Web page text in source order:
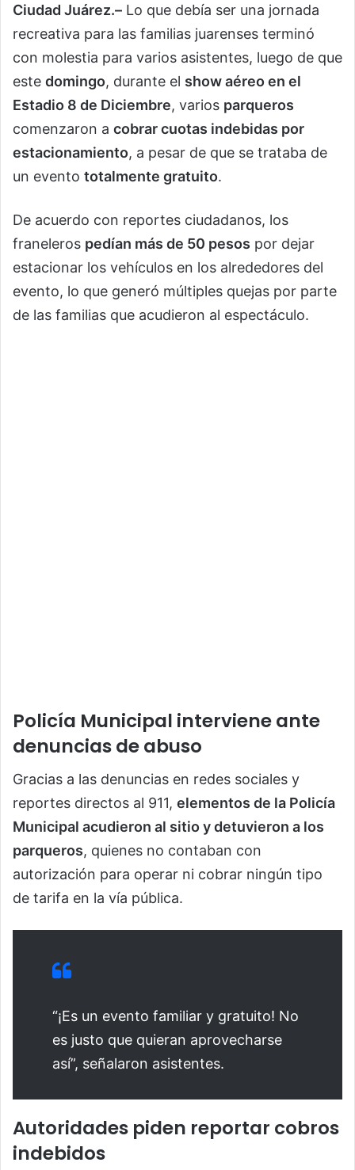
Ciudad Juárez.– Lo que debía ser una jornada
recreativa para las familias juarenses terminó
con molestia para varios asistentes, luego de que
este domingo, durante el show aéreo en el
Estadio 8 de Diciembre, varios parqueros
comenzaron a cobrar cuotas indebidas por
estacionamiento, a pesar de que se trataba de
un evento totalmente gratuito.
De acuerdo con reportes ciudadanos, los
franeleros pedían más de 50 pesos por dejar
estacionar los vehículos en los alrededores del
evento, lo que generó múltiples quejas por parte
de las familias que acudieron al espectáculo.
Policía Municipal interviene ante
denuncias de abuso
Gracias a las denuncias en redes sociales y
reportes directos al 911, elementos de la Policía
Municipal acudieron al sitio y detuvieron a los
parqueros, quienes no contaban con
autorización para operar ni cobrar ningún tipo
de tarifa en la vía pública.
“¡Es un evento familiar y gratuito! No
es justo que quieran aprovecharse
así”, señalaron asistentes.
Autoridades piden reportar cobros
indebidos